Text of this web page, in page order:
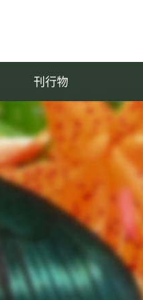
会諸規則
刊行物
和文誌 種生物学会